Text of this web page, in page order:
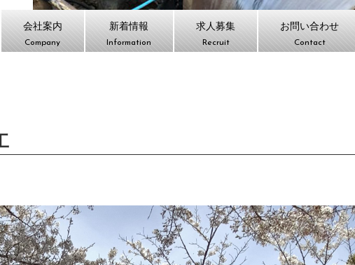
会社案内
Company
新着情報
Information
求人募集
Recruit
お問い合わせ
Contact